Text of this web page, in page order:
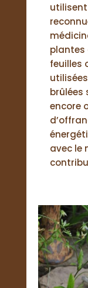
plantes
feuilles
brûlées
encore
avec le